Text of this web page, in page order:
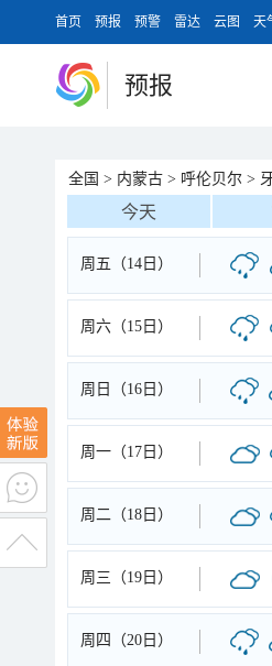
首页 预报 预警 雷达 云图 天
预报
全国 > 内蒙古 > 呼伦贝尔 >
今天
周五（14日）
周六（15日）
周日（16日）
周一（17日）
周二（18日）
周三（19日）
周四（20日）